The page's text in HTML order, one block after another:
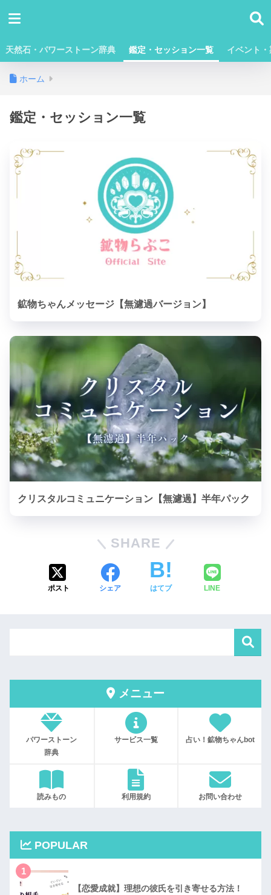
天然石・パワーストーン辞典 鑑定・セッション一覧 イベント
ホーム
鑑定・セッション一覧
鉱物ちゃんメッセージ【無濾過バージョン】
クリスタルコミュニケーション【無濾過】半年パック
SHARE
ポスト シェア はてブ LINE
メニュー
パワーストーン
辞典
サービス一覧 占い！鉱物ちゃんbot
読みもの 利用規約 お問い合わせ
POPULAR
1
【恋愛成就】理想の彼氏を引き寄せる方法！